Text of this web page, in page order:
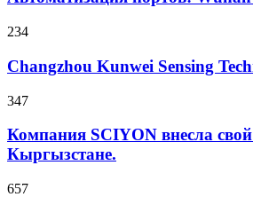
234
Changzhou Kunwei Sensing
347
Компания SCIYON внесла
Кыргызстане.
657